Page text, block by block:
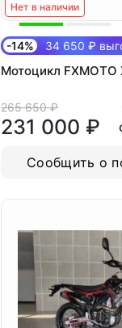
Нет в наличии
-14% 34 650 ₽
Мотоцикл FXMOTO
265 650 ₽
231 000 ₽
Сообщить о